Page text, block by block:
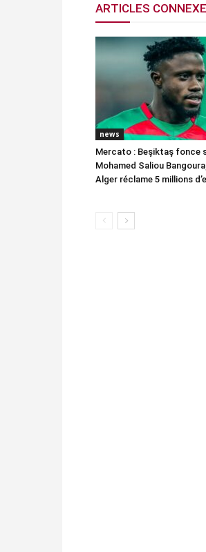
ARTICLES
news
Mercato : Beşiktaş fonce
Mohamed Saliou
Alger réclame 5 millions